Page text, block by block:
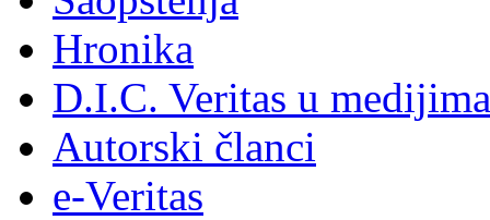
Hronika
D.I.C. Veritas u medijima
Autorski članci
e-Veritas